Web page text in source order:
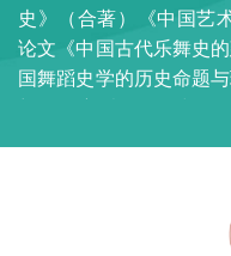
史》（合著）《中国艺
论文《中国古代乐舞史
国舞蹈史学的历史命题
形态格局嬗变》《长袖
国大百科全书第三版撰